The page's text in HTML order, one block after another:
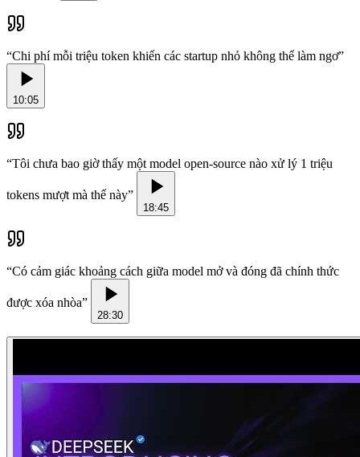
“Chi phí mỗi triệu token khiến các startup nhỏ không thể làm ngơ”
10:05
“Tôi chưa bao giờ thấy một model open-source nào xử lý 1 triệu
tokens mượt mà thế này”
18:45
“Có cảm giác khoảng cách giữa model mở và đóng đã chính thức
được xóa nhòa”
28:30